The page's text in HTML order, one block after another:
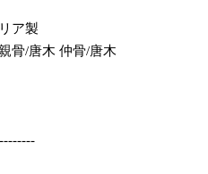
ア製
唐木 仲骨/唐木